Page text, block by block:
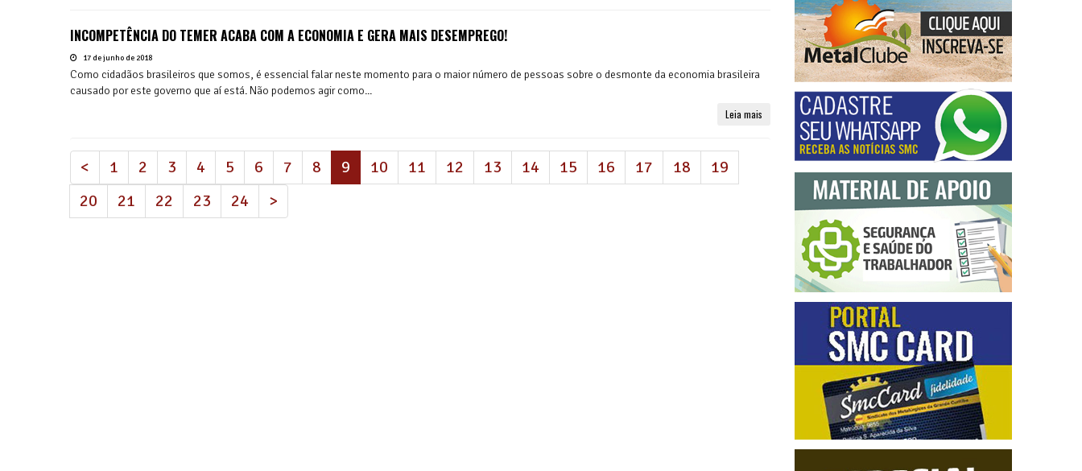
INCOMPETÊNCIA DO TEMER ACABA COM A ECONOMIA E GERA MAIS DESEMPREGO!
17 de junho de 2018
Como cidadãos brasileiros que somos, é essencial falar neste momento para o maior número de pessoas sobre o desmonte da economia brasileira
causado por este governo que aí está. Não podemos agir como...
Leia mais
< 1 2 3 4 5 6 7 8 9 (atual)
10 11 12 13 14 15 16 17 18
19
20
21 22 23 24 >